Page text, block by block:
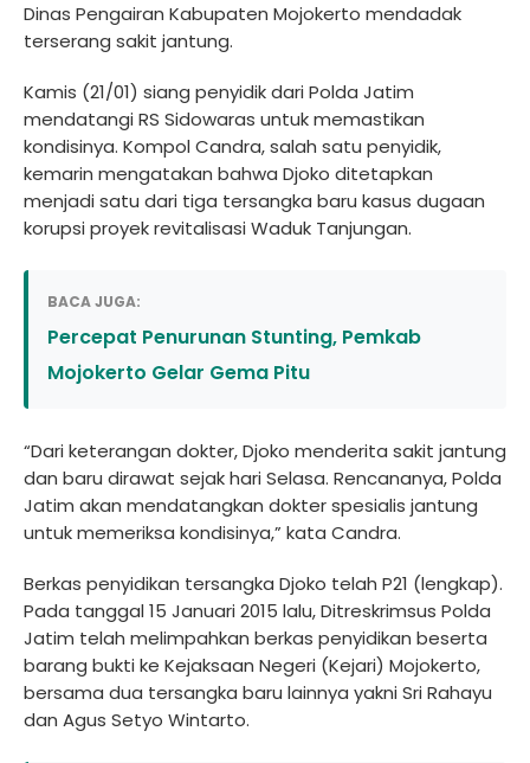
Dinas Pengairan Kabupaten Mojokerto mendadak
terserang sakit jantung.
Kamis (21/01) siang penyidik dari Polda Jatim
mendatangi RS Sidowaras untuk memastikan
kondisinya. Kompol Candra, salah satu penyidik,
kemarin mengatakan bahwa Djoko ditetapkan
menjadi satu dari tiga tersangka baru kasus dugaan
korupsi proyek revitalisasi Waduk Tanjungan.
BACA JUGA:
Percepat Penurunan Stunting, Pemkab
Mojokerto Gelar Gema Pitu
“Dari keterangan dokter, Djoko menderita sakit jantung
dan baru dirawat sejak hari Selasa. Rencananya, Polda
Jatim akan mendatangkan dokter spesialis jantung
untuk memeriksa kondisinya,” kata Candra.
Berkas penyidikan tersangka Djoko telah P21 (lengkap).
Pada tanggal 15 Januari 2015 lalu, Ditreskrimsus Polda
Jatim telah melimpahkan berkas penyidikan beserta
barang bukti ke Kejaksaan Negeri (Kejari) Mojokerto,
bersama dua tersangka baru lainnya yakni Sri Rahayu
dan Agus Setyo Wintarto.